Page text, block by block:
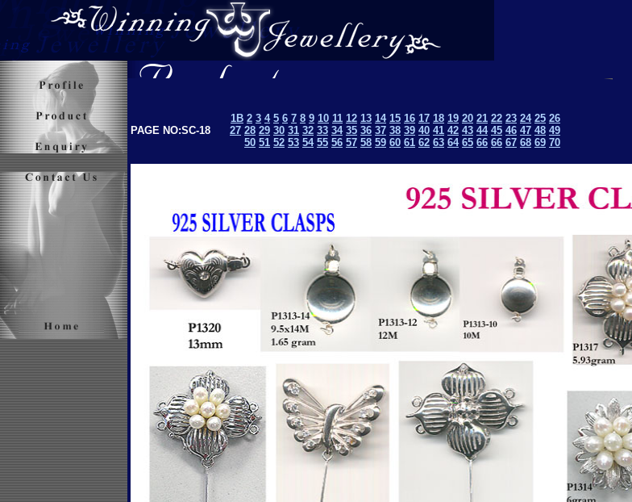
PAGE NO:SC-18
1B 2 3 4 5 6 7 8 9 10 11 12 13 14 15 16 17 18 19 20 21 22 23 24 25 26
27 28 29 30 31 32 33 34 35 36 37 38 39 40 41 42 43 44 45 46 47 48 49
50 51 52 53 54 55 56 57 58 59 60 61 62 63 64 65 66 66 67 68 69 70